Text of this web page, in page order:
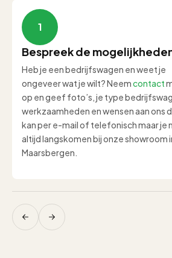
1
Bespreek de
Heb je een bedrijfswagen en weet je
ongeveer wat je wilt? Neemcontact
op en geef foto’s, je type
werkzaamheden en wensen aan ons
kan per e-mail of telefonisch maar je
altijd langskomen bij onze showroom
Maarsbergen.